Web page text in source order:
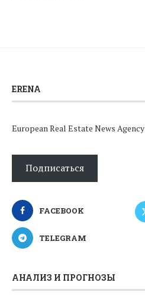
ERENA
European Real Estate News Agency
Подписаться
FACEBOOK
TELEGRAM
АНАЛИЗ И ПРОГНОЗЫ